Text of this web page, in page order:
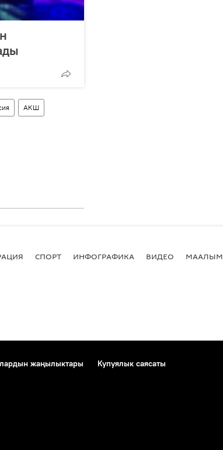
АКШ
СПОРТ ИНФОГРАФИКА ВИДЕО
жаңылыктары
Купуялык саясаты